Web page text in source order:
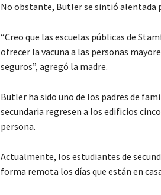
No obstante, Butler se sintió alentada
“Creo que las escuelas públicas de
ofrecer la vacuna a las personas
seguros”, agregó la madre.
Butler ha sido uno de los padres de
secundaria regresen a los edificios
persona.
Actualmente, los estudiantes de
forma remota los días que están en